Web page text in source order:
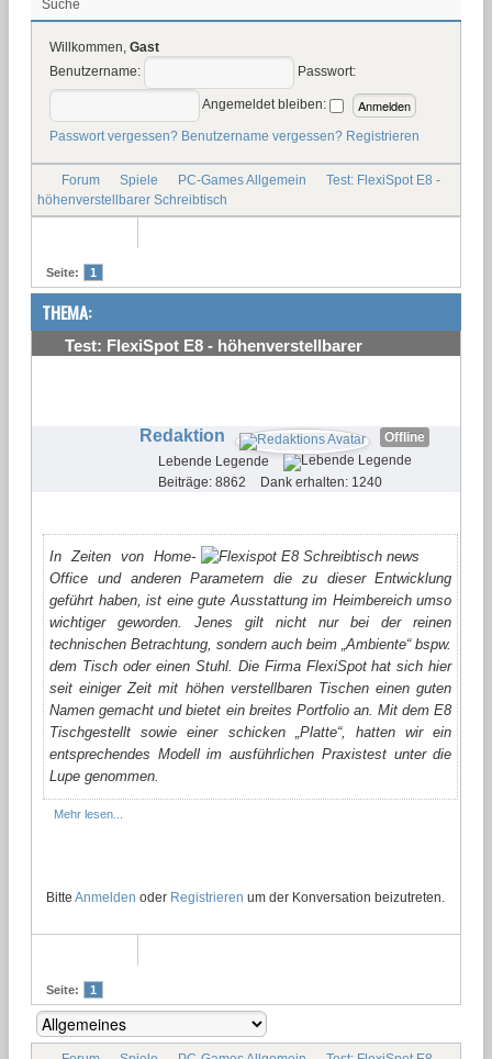
Suche
Willkommen, Gast
Benutzername:
Passwort:
Angemeldet bleiben:
Passwort vergessen? Benutzername vergessen? Registrieren
Forum Spiele PC-Games Allgemein
Test: FlexiSpot E8 -
höhenverstellbarer Schreibtisch
Seite: 1
THEMA:
Test: FlexiSpot E8 - höhenverstellbarer
Redaktion
Offline
Lebende Legende
Beiträge: 8862
Dank erhalten: 1240
In Zeiten von Home-
Office und anderen Parametern die zu dieser Entwicklung
geführt haben, ist eine gute Ausstattung im Heimbereich umso
wichtiger geworden. Jenes gilt nicht nur bei der reinen
technischen Betrachtung, sondern auch beim „Ambiente“ bspw.
dem Tisch oder einen Stuhl. Die Firma FlexiSpot hat sich hier
seit einiger Zeit mit höhen verstellbaren Tischen einen guten
Namen gemacht und bietet ein breites Portfolio an. Mit dem E8
Tischgestellt sowie einer schicken „Platte“, hatten wir ein
entsprechendes Modell im ausführlichen Praxistest unter die
Lupe genommen.
Mehr lesen...
Bitte Anmelden oder Registrieren um der Konversation beizutreten.
Seite: 1